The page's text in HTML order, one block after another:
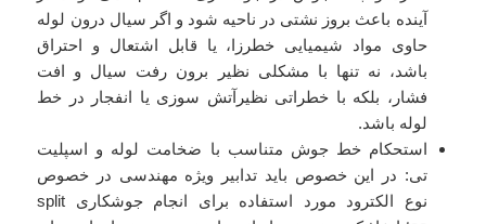
آینده باعث بروز نشتی در ناحیه شود و اگر سیال درون لوله
حاوی مواد شیمیایی خطرزا، یا قابل اشتعال و احتراق
باشد، نه تنها با مشکلی نظیر برون رفت سیال و افت
فشار، بلکه با خطراتی نظیرآتش سوزی یا انفجار در خط
لوله باشد.
استحکام خط جوش متناسب با ضخامت لوله و اسپلیت
تی: در این خصوص باید تدابیر ویژه مهندسی در خصوص
نوع الکترود مورد استفاده برای انجام جوشکاری split